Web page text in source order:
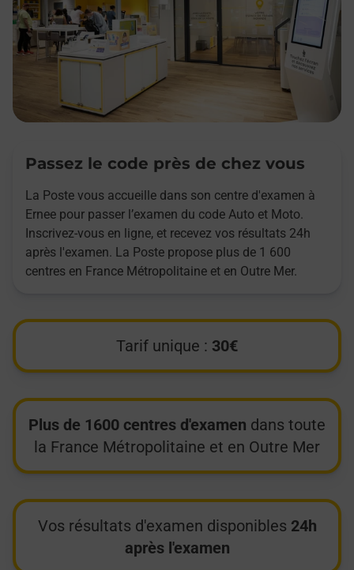
Passez le code près de chez vous
La Poste vous accueille dans son centre d'examen à
Ernee pour passer l’examen du code Auto et Moto.
Inscrivez-vous en ligne, et recevez vos résultats 24h
après l'examen. La Poste propose plus de 1 600
centres en France Métropolitaine et en Outre Mer.
Tarif unique : 30€
Plus de 1600 centres d'examen dans toute
la France Métropolitaine et en Outre Mer
Vos résultats d'examen disponibles 24h
après l'examen